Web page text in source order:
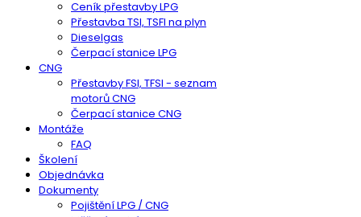
Ceník přestavby LPG
Přestavba TSI, TSFI na plyn
Dieselgas
Čerpací stanice LPG
CNG
Přestavby FSI, TFSI - seznam
motorů CNG
Čerpací stanice CNG
Montáže
FAQ
Školení
Objednávka
Dokumenty
Pojištění LPG / CNG